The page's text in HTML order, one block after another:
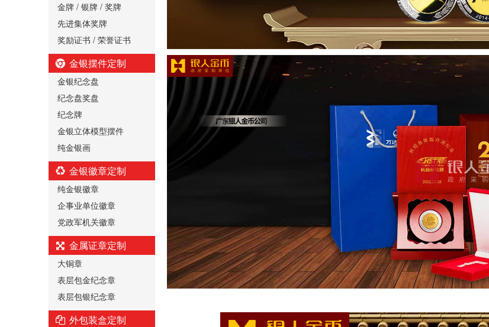
金牌 / 银牌 / 奖牌
先进集体奖牌
奖励证书 / 荣誉证书
金银摆件定制
金银纪念盘
纪念盘奖盘
纪念牌
金银立体模型摆件
纯金银画
金银徽章定制
纯金银徽章
企事业单位徽章
党政军机关徽章
金属证章定制
大铜章
表层包金纪念章
表层包银纪念章
外包装盒定制